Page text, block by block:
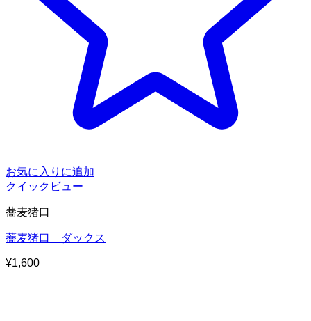
お気に入りに追加
クイックビュー
蕎麦猪口
蕎麦猪口 ダックス
¥1,600